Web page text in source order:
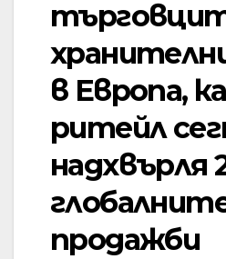
в Европа,
ритейл
надхвърля
продажби